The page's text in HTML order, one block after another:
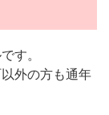
す。
外の方も通年